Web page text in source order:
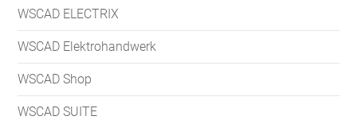
WSCAD ELECTRIX
WSCAD Elektrohandwerk
WSCAD Shop
WSCAD SUITE